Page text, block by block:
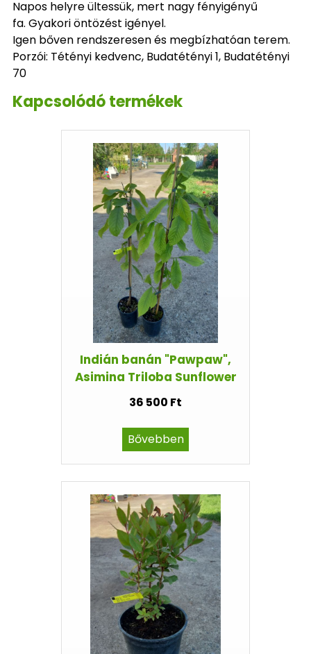
Napos helyre ültessük, mert nagy fényigényű
fa. Gyakori öntözést igényel.
Igen bőven rendszeresen és megbízhatóan terem.
Porzói: Tétényi kedvenc, Budatétényi 1, Budatétényi
70
Kapcsolódó termékek
Indián banán "Pawpaw",
Asimina Triloba Sunflower
36 500 Ft
Bővebben